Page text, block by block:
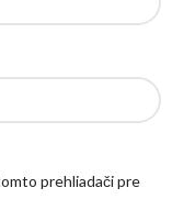
prehliadači pre